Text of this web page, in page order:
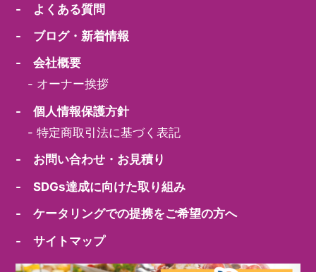
- よくある質問
- ブログ・新着情報
- 会社概要
- オーナー挨拶
- 個人情報保護方針
-特定商取引法に基づく表記
- お問い合わせ・お見積り
- SDGs達成に向けた取り組み
- ケータリングでの提携をご希望の方へ
- サイトマップ